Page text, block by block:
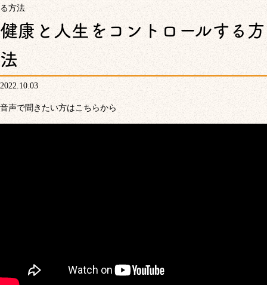
る方法
健康と人生をコントロールする方
法
2022.10.03
音声で聞きたい方はこちらから